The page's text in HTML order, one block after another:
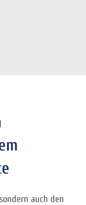
auch den